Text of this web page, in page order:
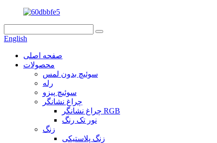
English
صفحه اصلی
محصولات
سوئیچ بدون لمس
رله
سوئیچ پیزو
چراغ نشانگر
چراغ نشانگر RGB
نور تک رنگ
زنگ
زنگ پلاستیکی